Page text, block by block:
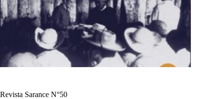
Revista Sarance N°50